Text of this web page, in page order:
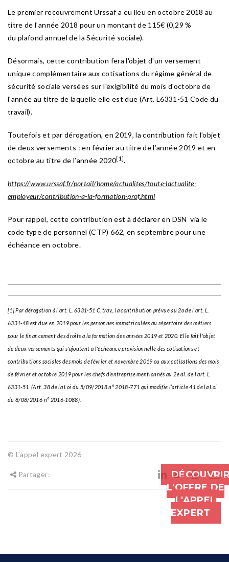
Le premier recouvrement Urssaf a eu lieu en octobre 2018 au
titre de l’année 2018 pour un montant de 115€ (0,29 %
du plafond annuel de la Sécurité sociale).
Désormais, cette contribution fera l'objet d'un versement
unique complémentaire aux cotisations du régime général de
sécurité sociale versées sur l'exigibilité du mois d'octobre de
l'année au titre de laquelle elle est due (Art. L6331-51 Code du
travail).
Toutefois et par dérogation, en 2019, la contribution fait l’objet
de deux versements : en février au titre de l’année 2019 et en
octobre au titre de l’année 2020[1].
https://www.urssaf.fr/portail/home/actualites/toute-lactualite-
employeur/contribution-a-la-formation-prof.html
Pour rappel, cette contribution est à déclarer en DSN via le
code type de personnel (CTP) 662, en septembre pour une
échéance en octobre.
[1] Par dérogation à l'art. L. 6331-51 C. trav., la contribution prévue au 2o de l'art. L.
6331-48 est due en 2019 pour les personnes immatriculées au répertoire des métiers
pour le financement des droits à la formation des années 2019 et 2020. Elle fait l'objet
de deux versements qui s'ajoutent à l'échéance provisionnelle des cotisations et
contributions sociales des mois de février et novembre 2019 ou aux cotisations des mois
de février et octobre 2019 pour les chefs d'entreprise mentionnés au 2e al. de l'art. L.
6331-51. (Art. 38 de la Loi du 5/09/2018 n° 2018-771 qui modifie l’article 41 de la Loi
du 8/08/2016 n° 2016-1088).
© L'appel expert 2026
Partager:
L'OFFRE DE
L'APPEL
EXPERT